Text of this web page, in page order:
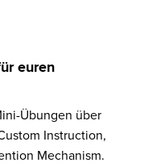
euren
Übungen über
Instruction,
Mechanism.